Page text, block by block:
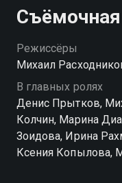
можете
Режиссёры
Михаил
В главных ролях
Денис Прытков,
Колчин, Марина
Зоидова, Ирина
Ксения Копылова,